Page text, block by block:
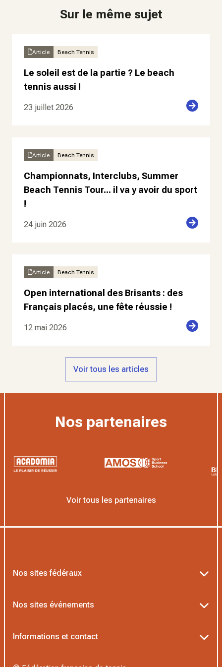
Sur le même sujet
Article Beach Tennis
Le soleil est de la partie ? Le beach
tennis aussi !
23 juillet 2026
Article Beach Tennis
Championnats, Interclubs, Summer
Beach Tennis Tour... il va y avoir du sport
!
24 juin 2026
Article Beach Tennis
Open international des Brisants : des
Français placés, une fête réussie !
12 mai 2026
Voir tous les articles
Nos partenaires
Voir tous les partenaires
Nos sites fédéraux
Nos sites événements
Informations et contact